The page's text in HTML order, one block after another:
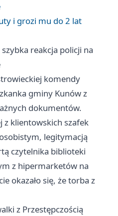
i grozi mu do 2 lat
reakcja policji na
komendy
gminy Kunów z
dokumentów.
z klientowskich szafek
legitymacją
czytelnika biblioteki
z hipermarketów na
okazało się, że torba z
z Przestępczością